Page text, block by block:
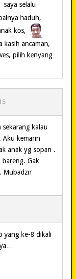
saya selalu
haduh,
kos,
kasih ancaman,
pilih kenyang
sekarang kalau
Aku kemarin
anak yg sopan .
bareng. Gak
Mubadzir
yang ke-8 dikali